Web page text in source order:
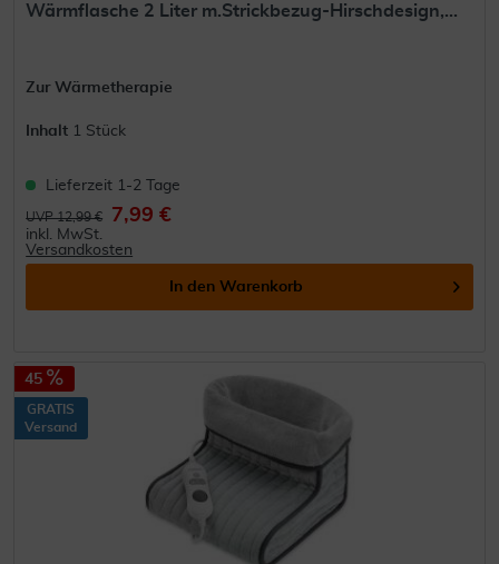
Wärmflasche 2 Liter m.Strickbezug-Hirschdesign,...
Zur Wärmetherapie
Inhalt 1 Stück
Lieferzeit 1-2 Tage
UVP 12,99 € 7,99 €
inkl. MwSt.
Versandkosten
In den Warenkorb
45
GRATIS
Versand